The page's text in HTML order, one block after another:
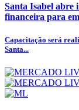
Santa Isabel abre
financeira para
Capacitação será
Santa...